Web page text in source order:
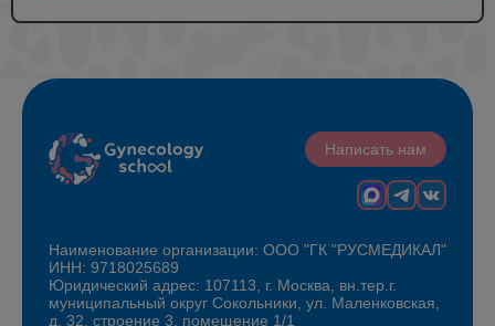
Написать нам
Наименование организации: ООО "ГК "РУСМЕДИКАЛ"
ИНН: 9718025689
Юридический адрес: 107113, г. Москва, вн.тер.г.
муниципальный округ Сокольники, ул. Маленковская,
д. 32, строение 3, помещение 1/1